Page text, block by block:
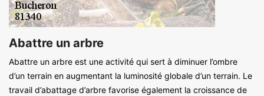
Abattre un arbre
Abattre un arbre est une activité qui sert à diminuer l’ombre
d’un terrain en augmentant la luminosité globale d’un terrain. Le
travail d’abattage d’arbre favorise également la croissance de